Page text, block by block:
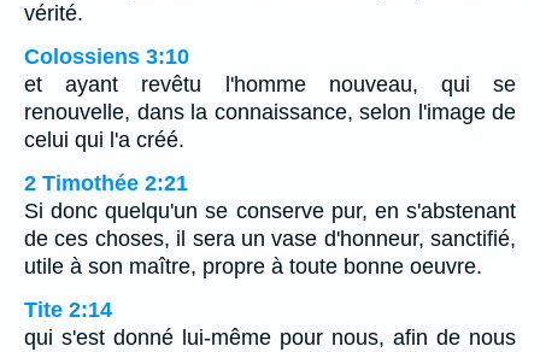
vérité.
Colossiens 3:10
et ayant revêtu l'homme nouveau, qui se
renouvelle, dans la connaissance, selon l'image de
celui qui l'a créé.
2 Timothée 2:21
Si donc quelqu'un se conserve pur, en s'abstenant
de ces choses, il sera un vase d'honneur, sanctifié,
utile à son maître, propre à toute bonne oeuvre.
Tite 2:14
qui s'est donné lui-même pour nous, afin de nous